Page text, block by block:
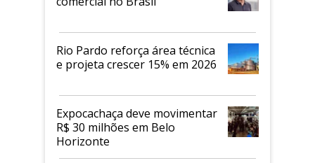
Rio Pardo reforça área técnica
e projeta crescer 15% em 2026
Expocachaça deve movimentar
R$ 30 milhões em Belo
Horizonte